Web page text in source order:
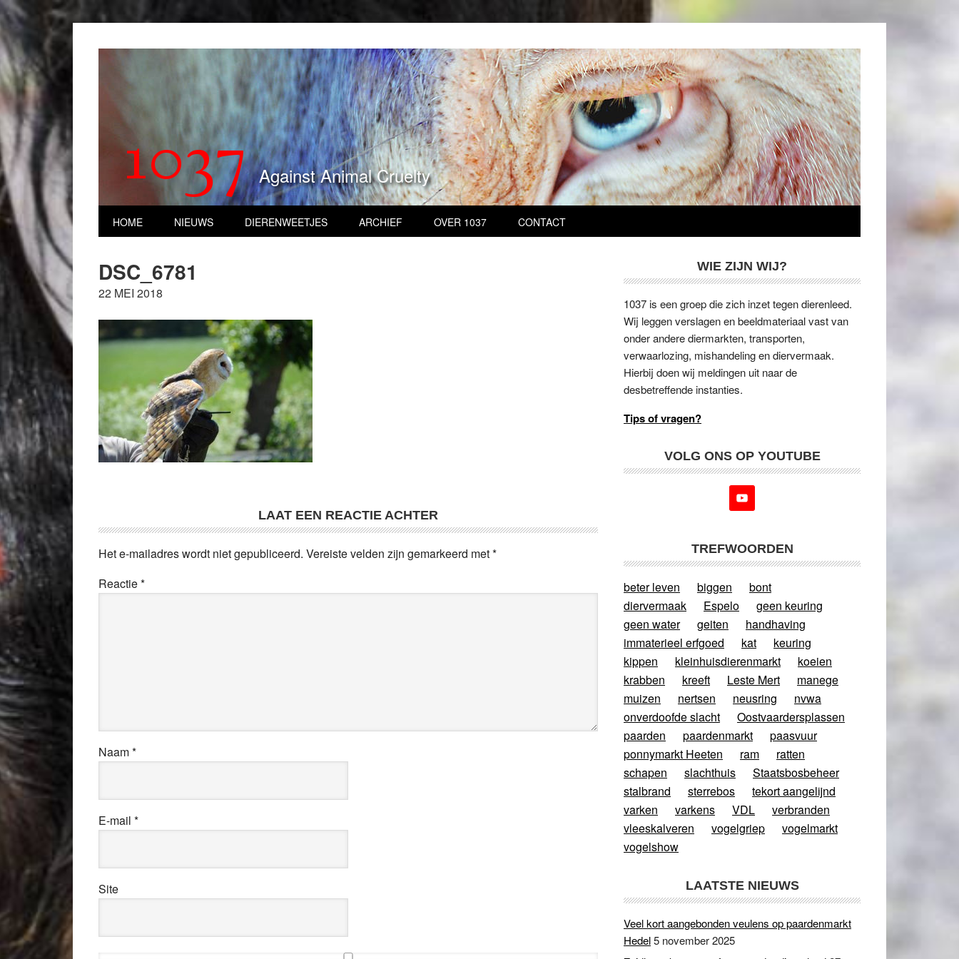
1037 Against Animal Cruelty
HOME NIEUWS DIERENWEETJES ARCHIEF OVER 1037 CONTACT
DSC_6781
22 MEI 2018
LAAT EEN REACTIE ACHTER
Het e-mailadres wordt niet gepubliceerd. Vereiste velden zijn gemarkeerd met*
Reactie*
Naam*
E-mail *
Site
WIE ZIJN WIJ?
1037 is een groep die zich inzet tegen dierenleed.
Wij leggen verslagen en beeldmateriaal vast van
onder andere diermarkten, transporten,
verwaarlozing, mishandeling en diervermaak.
Hierbij doen wij meldingen uit naar de
desbetreffende instanties.
Tips of vragen?
VOLG ONS OP YOUTUBE
TREFWOORDEN
beter leven biggen
bont
diervermaak
Espelo
geen keuring
geen water
geiten
handhaving
immaterieel erfgoed
kat
keuring
kippen
kleinhuisdierenmarkt
koeien
krabben
kreeft Leste Mert
manege
muizen
nertsen neusring
nvwa
onverdoofde slacht
Oostvaardersplassen
paarden
paardenmarkt
paasvuur
ponnymarkt Heeten
ram
ratten
schapen
slachthuis
Staatsbosbeheer
stalbrand
sterrebos
tekort aangelijnd
varken
varkens VDL
verbranden
vleeskalveren
vogelgriep
vogelmarkt
vogelshow
LAATSTE NIEUWS
Veel kort aangebonden veulens op paardenmarkt
Hedel5 november 2025